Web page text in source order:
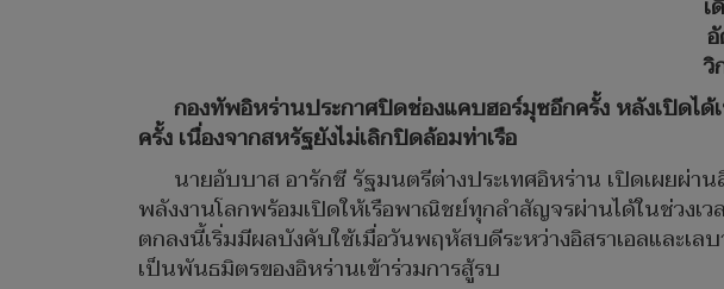
เ
วิ
กองทัพอิหร่านประกาศปิดช่องแคบฮอร์มุซอีกครั้ง หลังเปิดไ
ครั้ง เนื่องจากสหรัฐยังไม่เลิกปิดล้อมท่าเรือ
นายอับบาส อารักชี รัฐมนตรีต่างประเทศอิหร่าน เปิดเผยผ่
พลังงานโลกพร้อมเปิดให้เรือพาณิชย์ทุกลำสัญจรผ่านได้ในช่วงเ
ตกลงนี้เริ่มมีผลบังคับใช้เมื่อวันพฤหัสบดีระหว่างอิสราเอลและเ
เป็นพันธมิตรของอิหร่านเข้าร่วมการสู้รบ